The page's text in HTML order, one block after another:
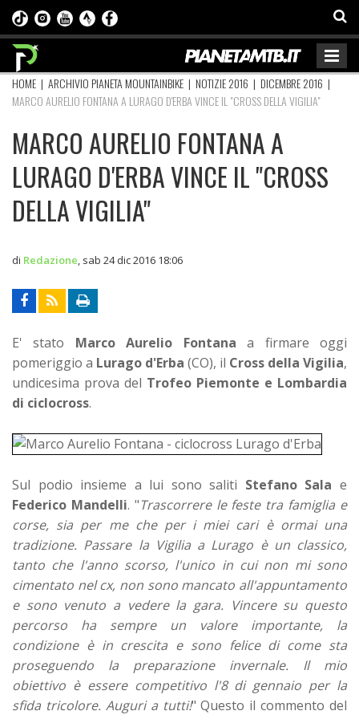
HOME | ARCHIVIO PIANETA MOUNTAINBIKE | NOTIZIE 2016 | DICEMBRE 2016 |
MARCO AURELIO FONTANA A LURAGO D'ERBA VINCE IL "CROSS DELLA VIGILIA"
MARCO AURELIO FONTANA A
LURAGO D'ERBA VINCE IL "CROSS
DELLA VIGILIA"
di Redazione sab 24 dic 2016 18:06
E' stato Marco Aurelio Fontana a firmare oggi
pomeriggio a Lurago d'Erba (CO), il Cross della Vigilia,
undicesima prova del Trofeo Piemonte e Lombardia
di ciclocross.
Sul podio insieme a lui sono saliti Stefano Sala e
Federico Mandelli. "Trascorrere le feste tra famiglia e
corse, sia per me che per i miei cari è ormai una
tradizione. Passare la Vigilia a Lurago è un classico,
tanto che l'anno scorso, l'unico in cui non mi sono
cimentato nel cx, non sono mancato all'appuntamento
e sono venuto a vedere la gara. Vincere su questo
percorso ha sempre un valore importante, la
condizione è in crescita e sono felice di come sta
proseguendo la preparazione invernale. Il mio
obiettivo è essere competitivo l'8 di gennaio per la
sfida tricolore. Auguri a tutti!" Questo il commento del